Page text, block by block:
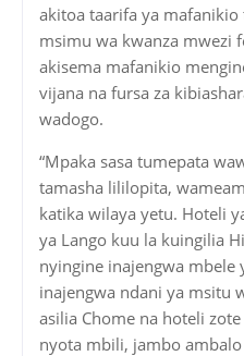
akitoa taarifa ya
msimu wa kwanza mwezi
akisema mafanikio
vijana na fursa za
wadogo.
“Mpaka sasa tumepata
tamasha lililopita,
katika wilaya yetu. Hoteli
ya Lango kuu la kuingilia
nyingine inajengwa
inajengwa ndani ya msitu
asilia Chome na hoteli
nyota mbili, jambo